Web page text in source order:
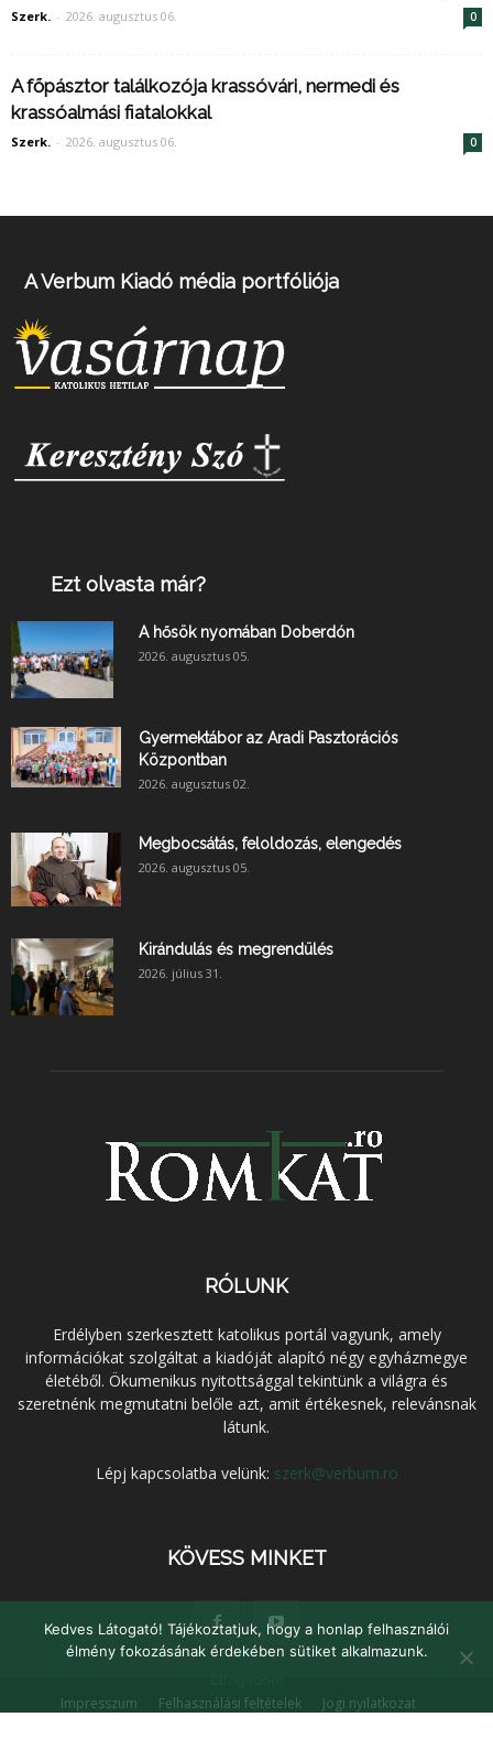
Szerk. - 2026. augusztus 06. 0
A főpásztor találkozója krassóvári, nermedi és
krassóalmási fiatalokkal
Szerk. - 2026. augusztus 06. 0
A Verbum Kiadó média portfóliója
Ezt olvasta már?
A hősök nyomában Doberdón
2026. augusztus 05.
Gyermektábor az Aradi Pasztorációs
Központban
2026. augusztus 02.
Megbocsátás, feloldozás, elengedés
2026. augusztus 05.
Kirándulás és megrendülés
2026. július 31.
RÓLUNK
Erdélyben szerkesztett katolikus portál vagyunk, amely
információkat szolgáltat a kiadóját alapító négy egyházmegye
életéből. Ökumenikus nyitottsággal tekintünk a világra és
szeretnénk megmutatni belőle azt, amit értékesnek, relevánsnak
látunk.
Lépj kapcsolatba velünk: szerk@verbum.ro
KÖVESS MINKET
Impresszum Felhasználási feltételek
Jogi nyilatkozat
Kedves Látogató! Tájékoztatjuk, hogy a honlap felhasználói
élmény fokozásának érdekében sütiket alkalmazunk.